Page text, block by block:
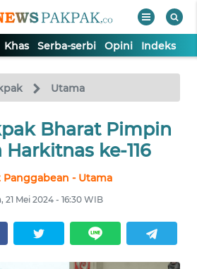
Khas Serba-serbi Opini Indeks
Utama
Bharat Pimpin
Harkitnas ke-116
Panggabean - Utama
21 Mei 2024 - 16:30 WIB